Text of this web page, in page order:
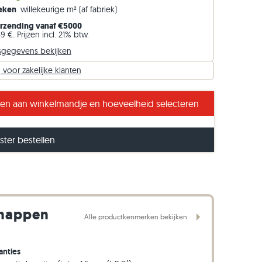
Gneis opsluitbanden
Basalt opsluitbanden
sfeer in de badkamer
willekeurige m² (af fabriek)
vanaf €5000
€. Prijzen incl. 21% btw.
bekijken
voor zakelijke klanten
aan winkelmandje en hoeveelheid selecteren
bestellen
Alle productkenmerken bekijken